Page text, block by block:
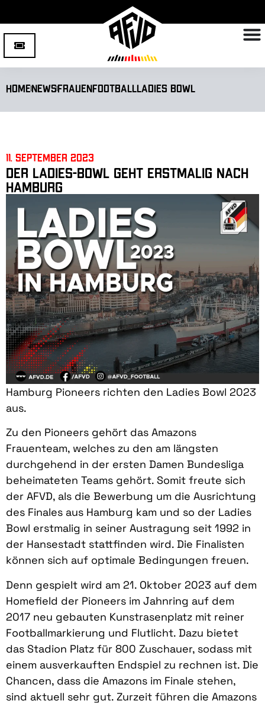
HomeNewsFrauenfootballLadies Bowl
11. September 2023
Der Ladies-Bowl geht erstmalig nach
Hamburg
Hamburg Pioneers richten den Ladies Bowl 2023
aus.
Zu den Pioneers gehört das Amazons
Frauenteam, welches zu den am längsten
durchgehend in der ersten Damen Bundesliga
beheimateten Teams gehört. Somit freute sich
der AFVD, als die Bewerbung um die Ausrichtung
des Finales aus Hamburg kam und so der Ladies
Bowl erstmalig in seiner Austragung seit 1992 in
der Hansestadt stattfinden wird. Die Finalisten
können sich auf optimale Bedingungen freuen.
Denn gespielt wird am 21. Oktober 2023 auf dem
Homefield der Pioneers im Jahnring auf dem
2017 neu gebauten Kunstrasenplatz mit reiner
Footballmarkierung und Flutlicht. Dazu bietet
das Stadion Platz für 800 Zuschauer, sodass mit
einem ausverkauften Endspiel zu rechnen ist. Die
Chancen, dass die Amazons im Finale stehen,
sind aktuell sehr gut. Zurzeit führen die Amazons